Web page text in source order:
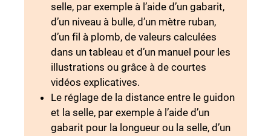
selle, par exemple à l’aide d’un gabarit,
d’un niveau à bulle, d’un mètre ruban,
d’un fil à plomb, de valeurs calculées
dans un tableau et d’un manuel pour les
illustrations ou grâce à de courtes
vidéos explicatives.
Le réglage de la distance entre le guidon
et la selle, par exemple à l’aide d’un
gabarit pour la longueur ou la selle, d’un